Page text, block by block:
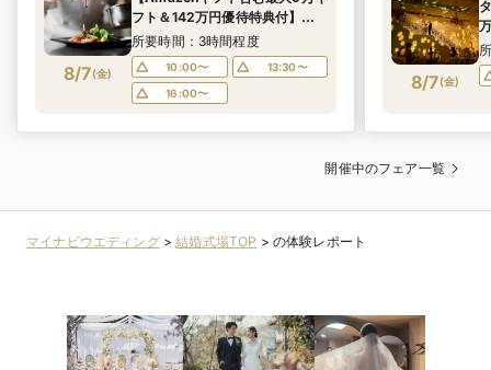
8/7(金)
フト＆142万円優待特典付】豪
華3万相当コース試食×6つの挙
式スタイル＆6つのパーティ会場
から好みの雰囲気が見つかる♪
まるっと見学フェア
所要時間：3時間程度
10:00〜
13:30〜
16:00〜
8/7(金)
4
開催中のフェア一覧
マイナビウエディング>結婚式場TOP > の体験レポート